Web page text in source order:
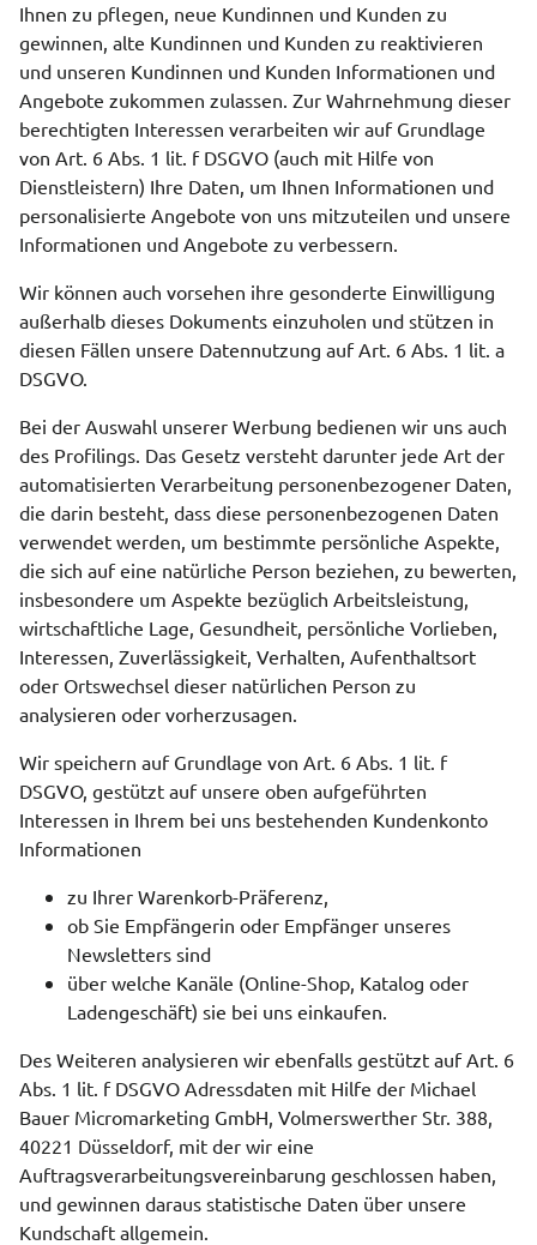
Ihnen zu pflegen, neue Kundinnen und Kunden zu
gewinnen, alte Kundinnen und Kunden zu reaktivieren
und unseren Kundinnen und Kunden Informationen und
Angebote zukommen zulassen. Zur Wahrnehmung dieser
berechtigten Interessen verarbeiten wir auf Grundlage
von Art. 6 Abs. 1 lit. f DSGVO (auch mit Hilfe von
Dienstleistern) Ihre Daten, um Ihnen Informationen und
personalisierte Angebote von uns mitzuteilen und unsere
Informationen und Angebote zu verbessern.
Wir können auch vorsehen ihre gesonderte Einwilligung
außerhalb dieses Dokuments einzuholen und stützen in
diesen Fällen unsere Datennutzung auf Art. 6 Abs. 1 lit. a
DSGVO.
Bei der Auswahl unserer Werbung bedienen wir uns auch
des Profilings. Das Gesetz versteht darunter jede Art der
automatisierten Verarbeitung personenbezogener Daten,
die darin besteht, dass diese personenbezogenen Daten
verwendet werden, um bestimmte persönliche Aspekte,
die sich auf eine natürliche Person beziehen, zu bewerten,
insbesondere um Aspekte bezüglich Arbeitsleistung,
wirtschaftliche Lage, Gesundheit, persönliche Vorlieben,
Interessen, Zuverlässigkeit, Verhalten, Aufenthaltsort
oder Ortswechsel dieser natürlichen Person zu
analysieren oder vorherzusagen.
Wir speichern auf Grundlage von Art. 6 Abs. 1 lit. f
DSGVO, gestützt auf unsere oben aufgeführten
Interessen in Ihrem bei uns bestehenden Kundenkonto
Informationen
zu Ihrer Warenkorb-Präferenz,
ob Sie Empfängerin oder Empfänger unseres
Newsletters sind
über welche Kanäle (Online-Shop, Katalog oder
Ladengeschäft) sie bei uns einkaufen.
Des Weiteren analysieren wir ebenfalls gestützt auf Art. 6
Abs. 1 lit. f DSGVO Adressdaten mit Hilfe der Michael
Bauer Micromarketing GmbH, Volmerswerther Str. 388,
40221 Düsseldorf, mit der wir eine
Auftragsverarbeitungsvereinbarung geschlossen haben,
und gewinnen daraus statistische Daten über unsere
Kundschaft allgemein.